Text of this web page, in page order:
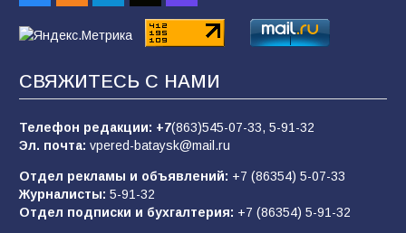
Командовал боем до последнего: герой
Евгений Остапенко
В библиотеке имени М.Ю. Лермонтова
состоялось литературно-творческое
сказку, рисуем в красках»
65 07.08.2026
СВЯЖИТЕСЬ С НАМИ
Телефон редакции: +7(863)545-07-33, 5-91-32
Эл. почта: vpered-bataysk@mail.ru
Отдел рекламы и объявлений: +7 (86354) 5-07-33
Журналисты: 5-91-32
Отдел подписки и бухгалтерия: +7 (86354) 5-91-32